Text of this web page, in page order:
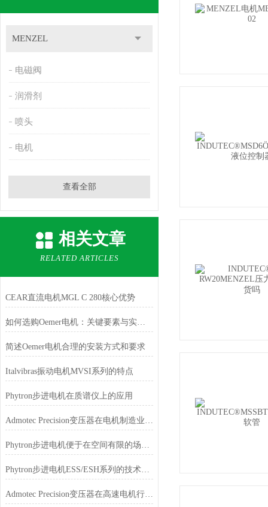
MENZEL
电磁阀
润滑剂
喷头
电机
查看全部
相关文章
RELATED ARTICLES
CEAR直流电机MGL C 280核心优势
如何选购Oemer电机：关键要素与实用建议
简述Oemer电机合理的安装方式和要求
Italvibras振动电机MVSI系列的特点
Phytron步进电机在质谱仪上的应用
Admotec Precision变压器在电机制造业的应用
Phytron步进电机便于在空间有限的场合安装和使用
Phytron步进电机ESS/ESH系列的技术特点
Admotec Precision变压器在高速电机行业的应用特点